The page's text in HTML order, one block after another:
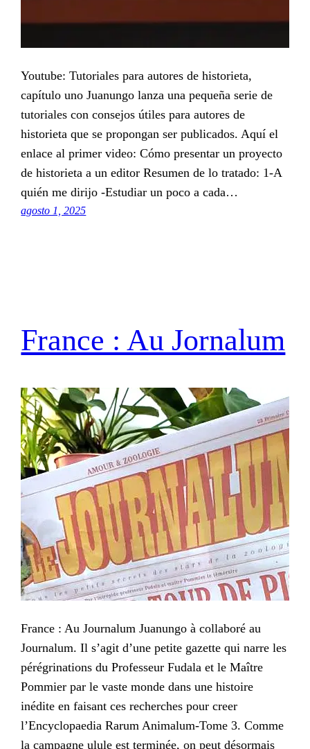
Youtube: Tutoriales para autores de historieta,
capítulo uno Juanungo lanza una pequeña serie de
tutoriales con consejos útiles para autores de
historieta que se propongan ser publicados. Aquí el
enlace al primer video: Cómo presentar un proyecto
de historieta a un editor Resumen de lo tratado: 1-A
quién me dirijo -Estudiar un poco a cada…
agosto 1, 2025
France : Au Jornalum
France : Au Journalum Juanungo à collaboré au
Journalum. Il s’agit d’une petite gazette qui narre les
pérégrinations du Professeur Fudala et le Maître
Pommier par le vaste monde dans une histoire
inédite en faisant ces recherches pour creer
l’Encyclopaedia Rarum Animalum-Tome 3. Comme
la campagne ulule est terminée, on peut désormais